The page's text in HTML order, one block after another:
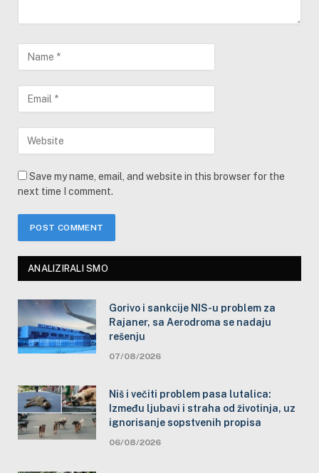
Save my name, email, and website in this browser for the
next time I comment.
ANALIZIRALI SMO
Gorivo i sankcije NIS-u problem za
Rajaner, sa Aerodroma se nadaju
rešenju
07/08/2026
Niš i večiti problem pasa lutalica:
Između ljubavi i straha od životinja, uz
ignorisanje sopstvenih propisa
06/08/2026